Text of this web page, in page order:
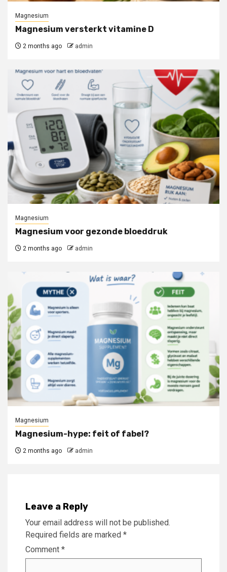
Magnesium
Magnesium versterkt vitamine D
2 months ago admin
Magnesium
Magnesium voor gezonde bloeddruk
2 months ago admin
Magnesium
Magnesium-hype: feit of fabel?
2 months ago admin
Leave a Reply
Your email address will not be published.
Required fields are marked *
Comment *